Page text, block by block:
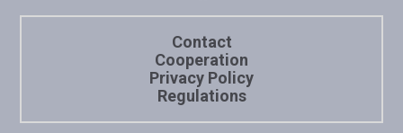
Contact
Cooperation
Privacy Policy
Regulations